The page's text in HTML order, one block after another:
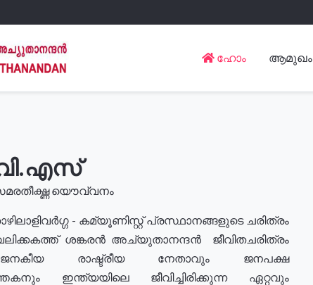
ഹോം ആമുഖം
യൌവ്വനം
- കമ്യൂണിസ്റ്റ് പ്രസ്ഥാനങ്ങളുടെ ചരിത്രം
ശങ്കരൻ അച്യുതാനന്ദൻ ജീവിതചരിത്രം
രാഷ്ട്രീയ നേതാവും ജനപക്ഷ
ഇന്ത്യയിലെ ജീവിച്ചിരിക്കുന്ന ഏറ്റവും